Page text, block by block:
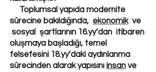
Toplumsal yapıda modernite
sürecine bakıldığında, ekonomikve
sosyal şartlarının 16.yy’dan itibaren
oluşmaya başladığı, temel
felsefesini 18.yy’daki aydınlanma
sürecinden alarak yapısını insan ve